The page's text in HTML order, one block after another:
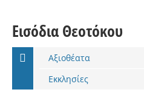
Εισόδια Θεοτόκου
Αξιοθέατα
Εκκλησίες